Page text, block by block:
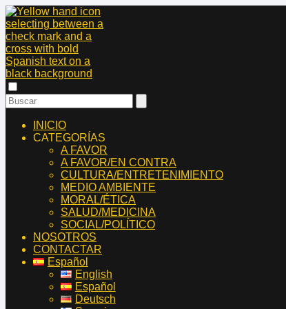
INICIO
CATEGORÍAS
A FAVOR
A FAVOR/EN CONTRA
CULTURA/ENTRETENIMIENTO
MEDIO AMBIENTE
MORAL/ÉTICA
SALUD/MEDICINA
SOCIAL/POLÍTICO
NOSOTROS
CONTACTAR
Español
English
Español
Deutsch